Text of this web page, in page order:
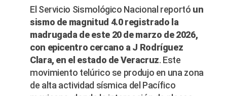
El Servicio Sismológico Nacional reportó un
sismo de magnitud 4.0 registrado la
madrugada de este 20 de marzo de 2026,
con epicentro cercano a J Rodríguez
Clara, en el estado de Veracruz. Este
movimiento telúrico se produjo en una zona
de alta actividad sísmica del Pacífico